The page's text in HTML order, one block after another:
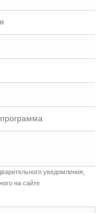
уведомления,
на сайте